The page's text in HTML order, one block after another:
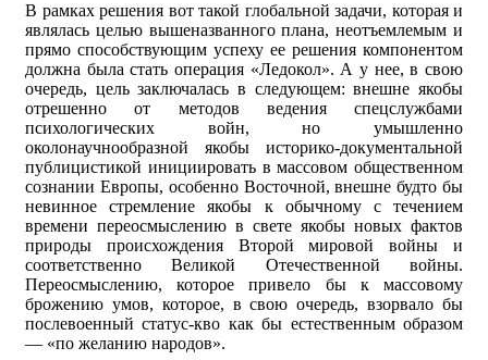
В рамках решения вот такой глобальной задачи, которая и
являлась целью вышеназванного плана, неотъемлемым и
прямо способствующим успеху ее решения компонентом
должна была стать операция «Ледокол». А у нее, в свою
очередь, цель заключалась в следующем: внешне якобы
отрешенно от методов ведения спецслужбами
психологических войн, но умышленно
околонаучнообразной якобы историко-документальной
публицистикой инициировать в массовом общественном
сознании Европы, особенно Восточной, внешне будто бы
невинное стремление якобы к обычному с течением
времени переосмыслению в свете якобы новых фактов
природы происхождения Второй мировой войны и
соответственно Великой Отечественной войны.
Переосмыслению, которое привело бы к массовому
брожению умов, которое, в свою очередь, взорвало бы
послевоенный статус-кво как бы естественным образом
— «по желанию народов».